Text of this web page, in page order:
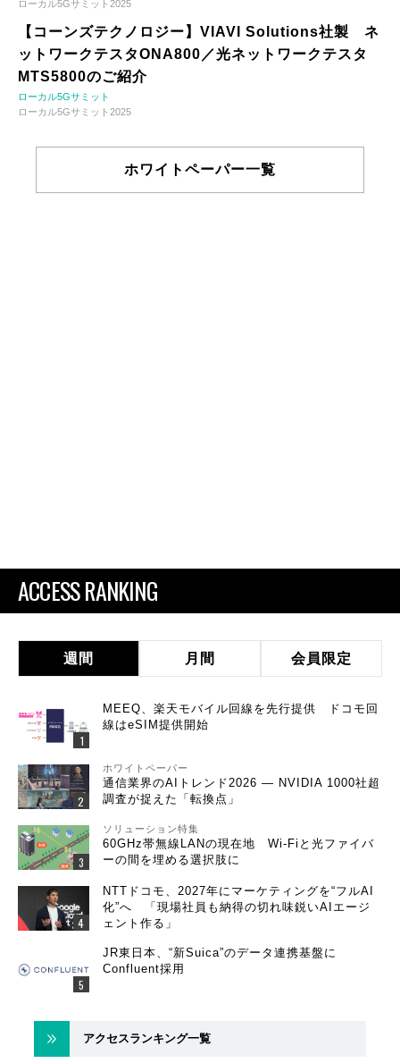
ローカル5Gサミット2025
【コーンズテクノロジー】VIAVI Solutions社製 ネ
ットワークテスタONA800／光ネットワークテスタ
MTS5800のご紹介
ローカル5Gサミット
ローカル5Gサミット2025
ホワイトペーパー一覧
ACCESS RANKING
週間 月間 会員限定
MEEQ、楽天モバイル回線を先行提供 ドコモ回
線はeSIM提供開始
ホワイトペーパー
通信業界のAIトレンド2026 ― NVIDIA 1000社超
調査が捉えた「転換点」
ソリューション特集
60GHz帯無線LANの現在地 Wi-Fiと光ファイバ
ーの間を埋める選択肢に
NTTドコモ、2027年にマーケティングを“フルAI
化”へ 「現場社員も納得の切れ味鋭いAIエージ
ェント作る」
JR東日本、“新Suica”のデータ連携基盤に
Confluent採用
アクセスランキング一覧